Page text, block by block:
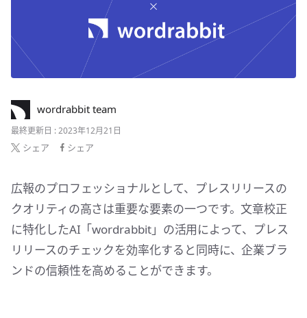
wordrabbit team
最終更新日 : 2023年12月21日
シェア シェア
広報のプロフェッショナルとして、プレスリリースの
クオリティの高さは重要な要素の一つです。文章校正
に特化したAI「wordrabbit」の活用によって、プレス
リリースのチェックを効率化すると同時に、企業ブラ
ンドの信頼性を高めることができます。